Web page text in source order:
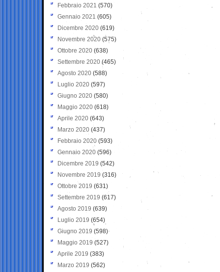
Febbraio 2021 (570)
Gennaio 2021 (605)
Dicembre 2020 (619)
Novembre 2020 (575)
Ottobre 2020 (638)
Settembre 2020(465)
Agosto 2020 (588)
Luglio 2020 (597)
Giugno 2020 (580)
Maggio 2020 (618)
Aprile 2020 (643)
Marzo 2020 (437)
Febbraio 2020 (593)
Gennaio 2020 (596)
Dicembre 2019 (542)
Novembre 2019 (316)
Ottobre 2019 (631)
Settembre 2019 (617)
Agosto 2019 (639)
Luglio 2019 (654)
Giugno 2019 (598)
Maggio 2019 (527)
Aprile 2019 (383)
Marzo 2019 (562)